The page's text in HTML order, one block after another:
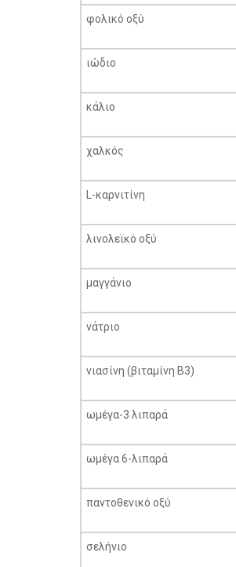
φολικό οξύ
ιώδιο
κάλιο
χαλκός
L-καρνιτίνη
λινολεϊκό οξύ
μαγγάνιο
νάτριο
νιασίνη (βιταμίνη Β3)
ωμέγα-3 λιπαρά
ωμέγα 6-λιπαρά
παντοθενικό οξύ
σελήνιο